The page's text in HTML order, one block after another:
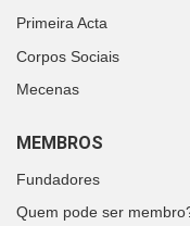
Primeira Acta
Corpos Sociais
Mecenas
MEMBROS
Fundadores
Quem pode ser